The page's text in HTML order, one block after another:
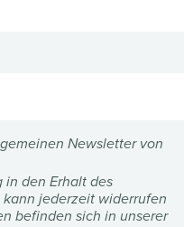
Newsletter von
den Erhalt des
jederzeit widerrufen
befinden sich in unserer